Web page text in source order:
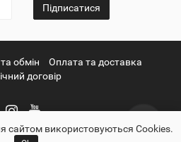
Підписатися
обмін
Оплата та доставка
договір
сайтом використовуються Cookies.